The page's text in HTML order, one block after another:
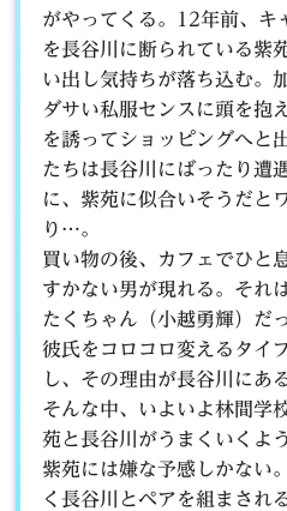
がやってくる。12年前、キ
を長谷川に断られている紫
い出し気持ちが落ち込む。
ダサい私服センスに頭を抱
を誘ってショッピングへと
たちは長谷川にばったり遭
に、紫苑に似合いそうだと
り…。
買い物の後、カフェでひと
すかない男が現れる。それ
たくちゃん（小越勇輝）だ
彼氏をコロコロ変えるタイ
し、その理由が長谷川にあ
そんな中、いよいよ林間学
苑と長谷川がうまくいくよ
紫苑には嫌な予感しかない
く長谷川とペアを組まされ